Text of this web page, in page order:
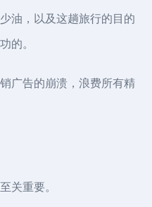
油，以及这趟旅行的目的
的。
广告的崩溃，浪费所有精
关重要。